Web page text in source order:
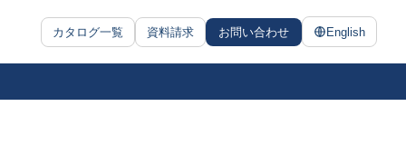
カタログ一覧 資料請求 お問い合わせ English